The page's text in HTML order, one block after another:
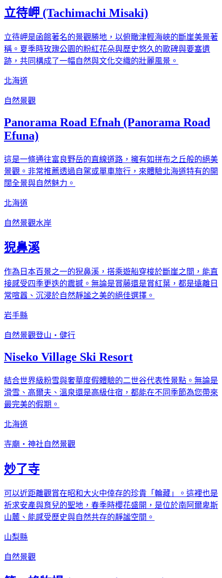
立待岬 (Tachimachi Misaki)
立待岬是函館著名的景觀勝地，以俯瞰津輕海峽的斷崖美景著
稱。夏季時玫瑰公園的粉紅花朵與歷史悠久的歌碑與要塞遺
跡，共同構成了一幅自然與文化交織的壯麗風景。
北海道
自然景觀
Panorama Road Efnah (Panorama Road
Efuna)
這是一條通往富良野岳的直線道路，擁有如拼布之丘般的絕美
景觀。非常推薦透過自駕或單車旅行，來體驗北海道特有的開
闊全景與自然魅力。
北海道
自然景觀水岸
猊鼻溪
作為日本百景之一的猊鼻溪，搭乘遊船穿梭於斷崖之間，能直
接感受四季更迭的震撼。無論是賞藤還是賞紅葉，都是遠離日
常喧囂、沉浸於自然靜謐之美的絕佳選擇。
岩手縣
自然景觀登山・健行
Niseko Village Ski Resort
結合世界級粉雪與奢華度假體驗的二世谷代表性景點。無論是
滑雪、高爾夫、溫泉還是高級住宿，都能在不同季節為您帶來
最完美的假期。
北海道
寺廟・神社自然景觀
妙了寺
可以近距離觀賞在昭和大火中倖存的珍貴「輪藏」。這裡也是
祈求安產與育兒的聖地，春季時櫻花盛開，是位於南阿爾卑斯
山麓、能感受歷史與自然共存的靜謐空間。
山梨縣
自然景觀